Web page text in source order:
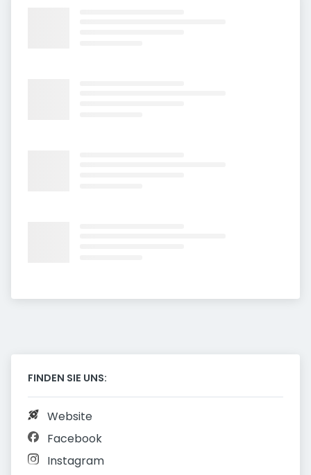
FINDEN SIE UNS:
Website
Facebook
Instagram